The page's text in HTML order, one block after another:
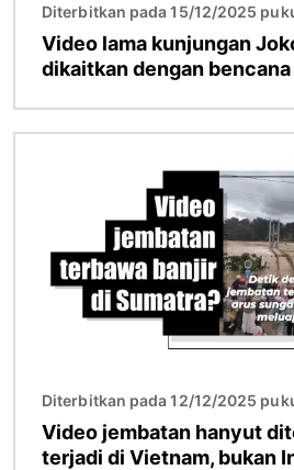
Diterbitkan pada 15/12/2025
Video lama kunjungan
dikaitkan dengan
Diterbitkan pada 12/12/2025
Video jembatan hanyut
terjadi di Vietnam, bukan